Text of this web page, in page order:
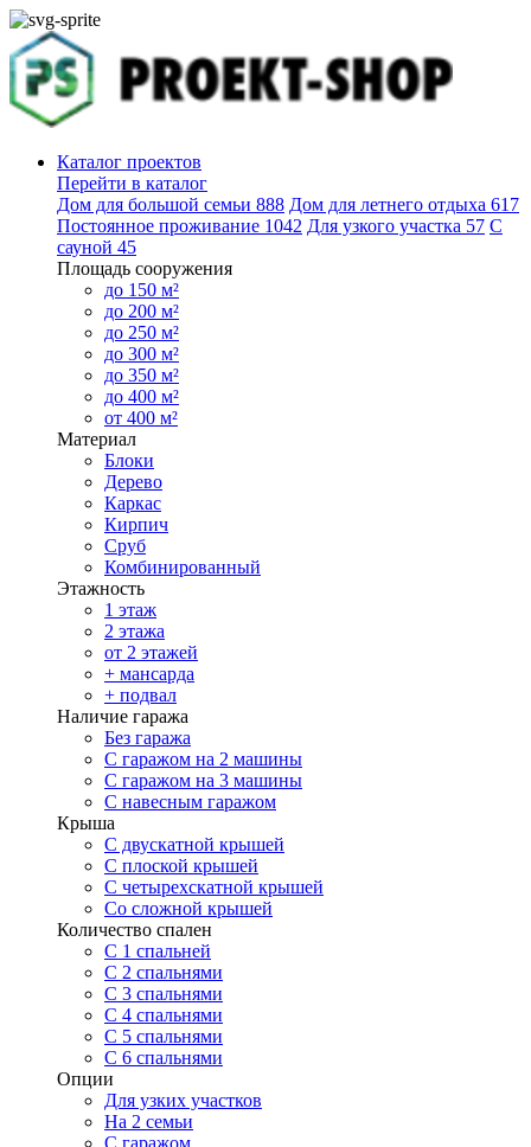
Каталог проектов
Перейти в каталог
Дом для большой семьи 888 Дом для летнего отдыха 617
Постоянное проживание 1042 Для узкого участка 57 С
сауной 45
Площадь сооружения
до 150 м²
до 200 м²
до 250 м²
до 300 м²
до 350 м²
до 400 м²
от 400 м²
Материал
Блоки
Дерево
Каркас
Кирпич
Сруб
Комбинированный
Этажность
1 этаж
2 этажа
от 2 этажей
+ мансарда
+ подвал
Наличие гаража
Без гаража
С гаражом на 2 машины
С гаражом на 3 машины
С навесным гаражом
Крыша
С двускатной крышей
С плоской крышей
С четырехскатной крышей
Со сложной крышей
Количество спален
С 1 спальней
С 2 спальнями
С 3 спальнями
С 4 спальнями
С 5 спальнями
С 6 спальнями
Опции
Для узких участков
На 2 семьи
С гаражом